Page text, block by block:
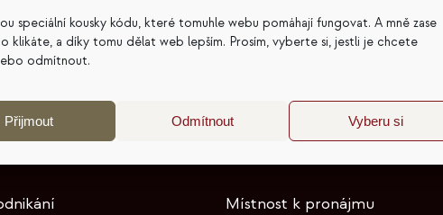
speciální kousky kódu, které tomuhle webu pomáhají fungovat. A mně zase
klikáte, a díky tomu dělat web lepším. Prosím, vyberte si, jestli je chcete
odmítnout.
Přijmout Odmítnout Vyberu si
živly, cenotvorba, autentický marketing a další témata.
Místnost k pronájmu